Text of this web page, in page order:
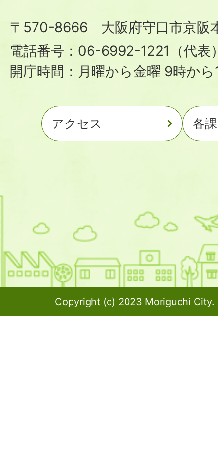
〒570-8666 大阪府守口市京阪
電話番号：06-6992-1221（代表
開庁時間：月曜から金曜 9時か
アクセス 各
Copyright (c) 2023 Moriguchi City.